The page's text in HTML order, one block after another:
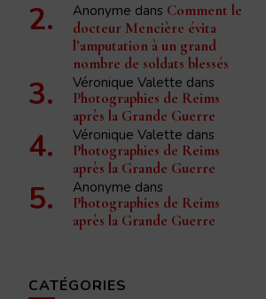
Anonyme dans Comment le
docteur Mencière évita
l’amputation à un grand
nombre de soldats blessés
Véronique Valette dans
Photographies de Reims
après la Grande Guerre
Véronique Valette dans
Photographies de Reims
après la Grande Guerre
Anonyme dans
Photographies de Reims
après la Grande Guerre
CATÉGORIES